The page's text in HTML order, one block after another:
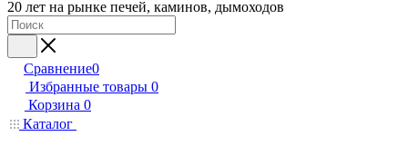
20 лет на рынке печей, каминов, дымоходов
Сравнение0
Избранные товары 0
Корзина 0
Каталог